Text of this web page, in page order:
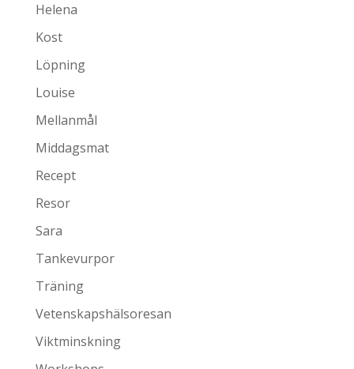
Helena
Kost
Löpning
Louise
Mellanmål
Middagsmat
Recept
Resor
Sara
Tankevurpor
Träning
Vetenskapshälsoresan
Viktminskning